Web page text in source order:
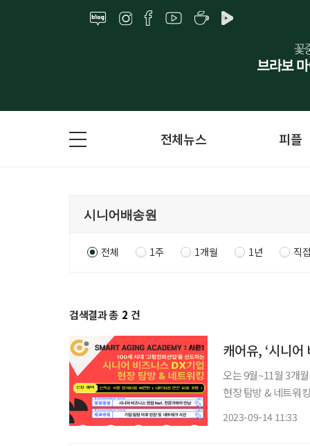
전체뉴스 피플
전체 1주 1개월 1년 직
검색결과 총 2 건
캐어유, ‘시니어
오는 9월~11월 3개
현장 탐방 & 네트워킹’이 열린다. 이번 아카데
2023-09-14 11:33